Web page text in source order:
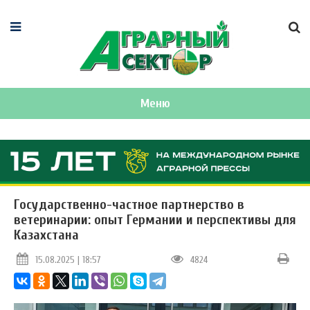
Меню
Государственно-частное партнерство в
ветеринарии: опыт Германии и перспективы для
Казахстана
15.08.2025 | 18:57 4824